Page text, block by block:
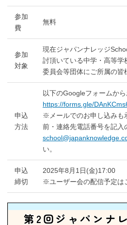
参加
費
無料
参加
対象
現在ジャパンナレッジ
討頂いている中学・高等
委員会等団体にご所属の皆
申込
方法
以下のGoogleフォームから
https://forms.gle/
※メールでのお申し込みも
前・連絡先電話番号を記入
い。
申込
締切
2025年8月1日(金)17:00
※ユーザー会の配信予定は